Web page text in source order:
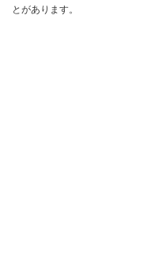
とがあります。